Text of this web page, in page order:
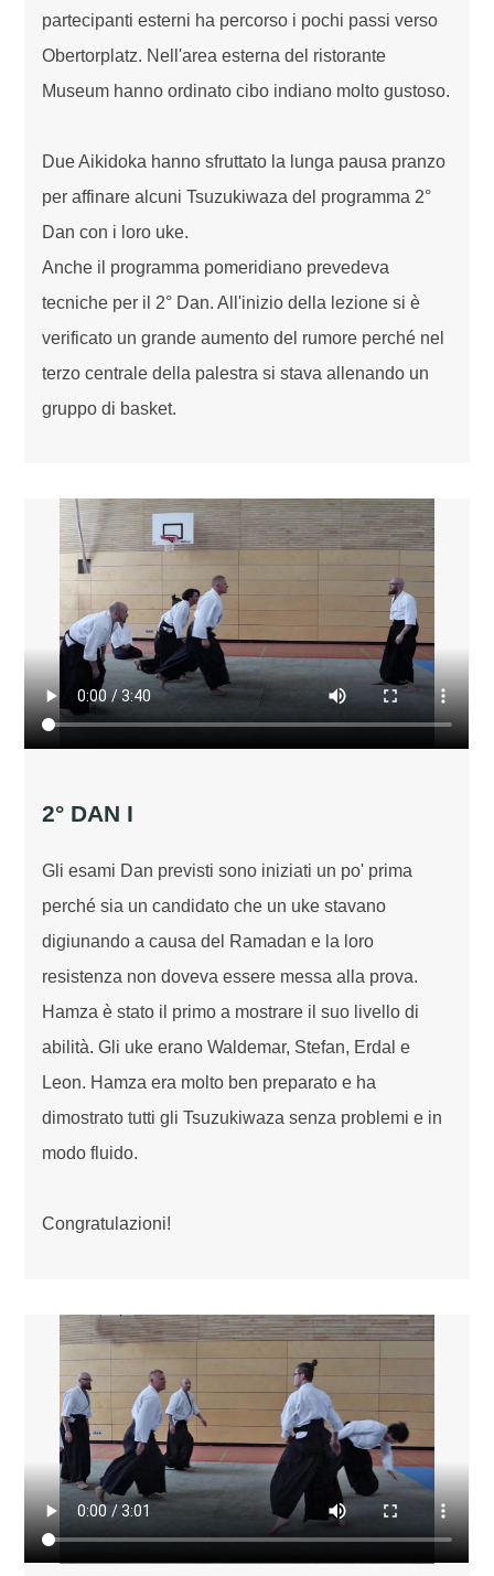
partecipanti esterni ha percorso i pochi passi verso
Obertorplatz. Nell'area esterna del ristorante
Museum hanno ordinato cibo indiano molto gustoso.
Due Aikidoka hanno sfruttato la lunga pausa pranzo
per affinare alcuni Tsuzukiwaza del programma 2°
Dan con i loro uke.
Anche il programma pomeridiano prevedeva
tecniche per il 2° Dan. All'inizio della lezione si è
verificato un grande aumento del rumore perché nel
terzo centrale della palestra si stava allenando un
gruppo di basket.
2° DAN I
Gli esami Dan previsti sono iniziati un po' prima
perché sia un candidato che un uke stavano
digiunando a causa del Ramadan e la loro
resistenza non doveva essere messa alla prova.
Hamza è stato il primo a mostrare il suo livello di
abilità. Gli uke erano Waldemar, Stefan, Erdal e
Leon. Hamza era molto ben preparato e ha
dimostrato tutti gli Tsuzukiwaza senza problemi e in
modo fluido.
Congratulazioni!